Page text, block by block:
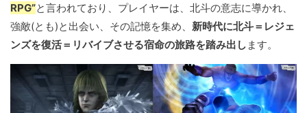
RPG”と言われており、プレイヤーは、北斗の意志に導かれ、
強敵(とも)と出会い、その記憶を集め、 新時代に北斗＝レジェ
ンズを復活＝リバイブさせる宿命の旅路を踏み出し ます。